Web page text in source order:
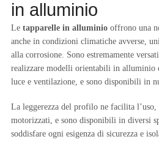
in alluminio
Letapparelle in alluminio offrono una
anche in condizioni climatiche avverse,
alla corrosione. Sono estremamente
realizzare modelli orientabili in alluminio
luce e ventilazione, e sono disponibili in
La leggerezza del profilo ne facilita l’uso,
motorizzati, e sono disponibili in diversi
soddisfare ogni esigenza di sicurezza e